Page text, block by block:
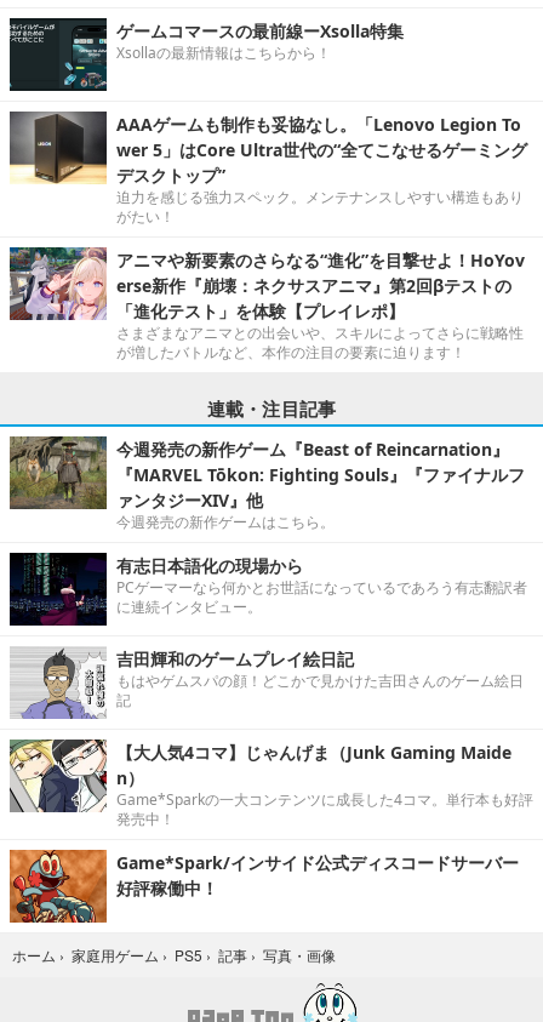
ゲームコマースの最前線ーXsolla特集
Xsollaの最新情報はこちらから！
AAAゲームも制作も妥協なし。「Lenovo Legion To
wer 5」はCore Ultra世代の“全てこなせるゲーミング
デスクトップ”
迫力を感じる強力スペック。メンテナンスしやすい構造もあり
がたい！
アニマや新要素のさらなる“進化”を目撃せよ！HoYov
erse新作『崩壊：ネクサスアニマ』第2回βテストの
「進化テスト」を体験【プレイレポ】
さまざまなアニマとの出会いや、スキルによってさらに戦略性
が増したバトルなど、本作の注目の要素に迫ります！
連載・注目記事
今週発売の新作ゲーム『Beast of Reincarnation』
『MARVEL Tōkon: Fighting Souls』『ファイナルフ
ァンタジーXIV』他
今週発売の新作ゲームはこちら。
有志日本語化の現場から
PCゲーマーなら何かとお世話になっているであろう有志翻訳者
に連続インタビュー。
吉田輝和のゲームプレイ絵日記
もはやゲムスパの顔！どこかで見かけた吉田さんのゲーム絵日
記
【大人気4コマ】じゃんげま（Junk Gaming Maide
n）
Game*Sparkの一大コンテンツに成長した4コマ。単行本も好評
発売中！
Game*Spark/インサイド公式ディスコードサーバー
好評稼働中！
ホーム › 家庭用ゲーム › PS5 › 記事 › 写真・画像